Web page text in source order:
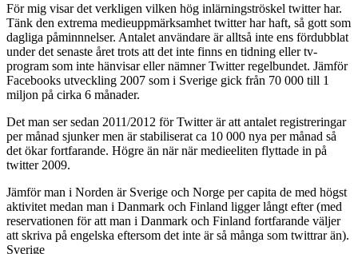
För mig visar det verkligen vilken hög inlärningströskel twitter har.
Tänk den extrema medieuppmärksamhet twitter har haft, så gott som
dagliga påminnnelser. Antalet användare är alltså inte ens fördubblat
under det senaste året trots att det inte finns en tidning eller tv-
program som inte hänvisar eller nämner Twitter regelbundet. Jämför
Facebooks utveckling 2007 som i Sverige gick från 70 000 till 1
miljon på cirka 6 månader.
Det man ser sedan 2011/2012 för Twitter är att antalet registreringar
per månad sjunker men är stabiliserat ca 10 000 nya per månad så
det ökar fortfarande. Högre än när när medieeliten flyttade in på
twitter 2009.
Jämför man i Norden är Sverige och Norge per capita de med högst
aktivitet medan man i Danmark och Finland ligger långt efter (med
reservationen för att man i Danmark och Finland fortfarande väljer
att skriva på engelska eftersom det inte är så många som twittrar än).
Sverige